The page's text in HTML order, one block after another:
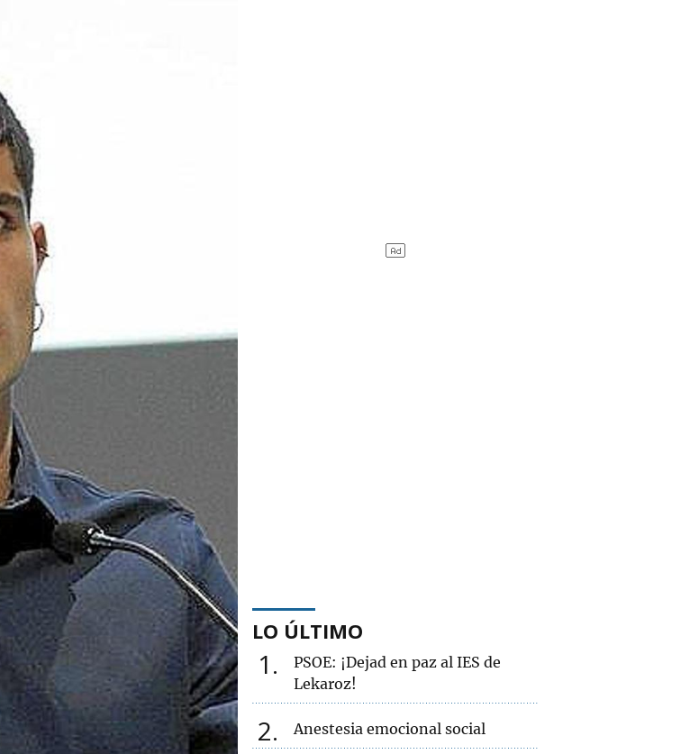
LO ÚLTIMO
1
PSOE: ¡Dejad en paz al IES de
Lekaroz!
2 Anestesia emocional social